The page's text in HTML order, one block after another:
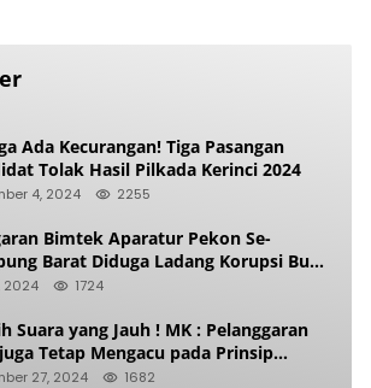
Ada Kecurangan! Tiga Pasangan
Tolak Hasil Pilkada Kerinci 2024
4, 2024 2255
Bimtek Aparatur Pekon Se-
Barat Diduga Ladang Korupsi Buat
Anak Istri
2024 1724
Suara yang Jauh ! MK : Pelanggaran
Tetap Mengacu pada Prinsip
Pemilu
27, 2024 1682